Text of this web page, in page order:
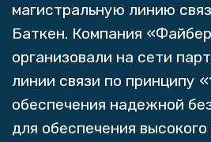
магистральную линию
Баткен. Компания
организовали на сети
линии связи по принципу
обеспечения надежной
для обеспечения высокого